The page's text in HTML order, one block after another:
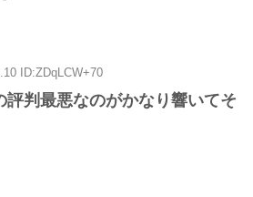
ID:ZDqLCW+70
評判最悪なのがかなり響いてそ